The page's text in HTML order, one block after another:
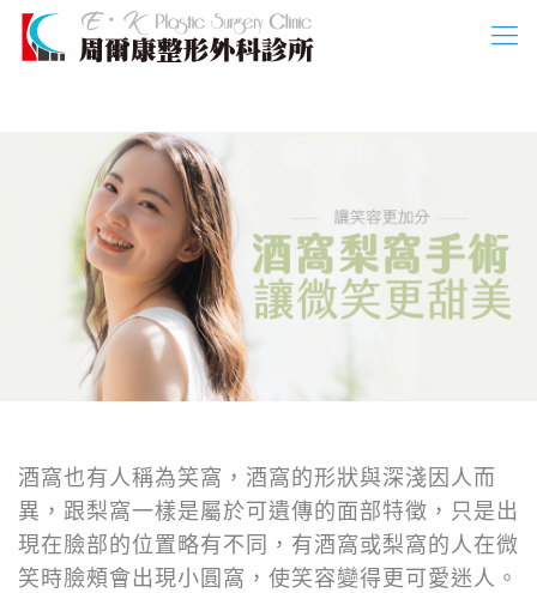
酒窩也有人稱為笑窩，酒窩的形狀與深淺因人而
異，跟梨窩一樣是屬於可遺傳的面部特徵，只是出
現在臉部的位置略有不同，有酒窩或梨窩的人在微
笑時臉頰會出現小圓窩，使笑容變得更可愛迷人。